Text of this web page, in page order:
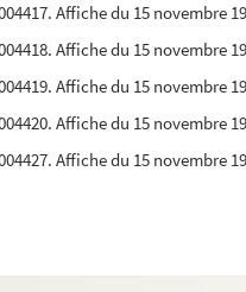
Affiche du 15 novembre
Affiche du 15 novembre
Affiche du 15 novembre
Affiche du 15 novembre
Affiche du 15 novembre